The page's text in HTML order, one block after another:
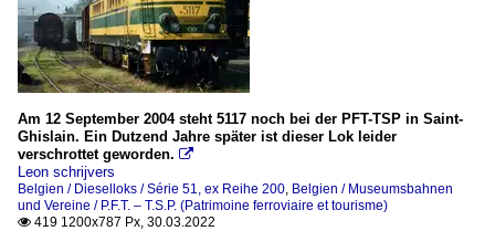
Am 12 September 2004 steht 5117 noch bei der PFT-TSP in Saint-
Ghislain. Ein Dutzend Jahre später ist dieser Lok leider
verschrottet geworden. 
Leon schrijvers
Belgien / Dieselloks / Série 51, ex Reihe 200, Belgien / Museumsbahnen
und Vereine / P.F.T. – T.S.P. (Patrimoine ferroviaire et tourisme)
 419 1200x787 Px, 30.03.2022